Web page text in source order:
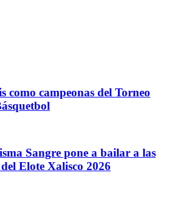
como campeonas del Torneo
Sangre pone a bailar a las
Elote Xalisco 2026